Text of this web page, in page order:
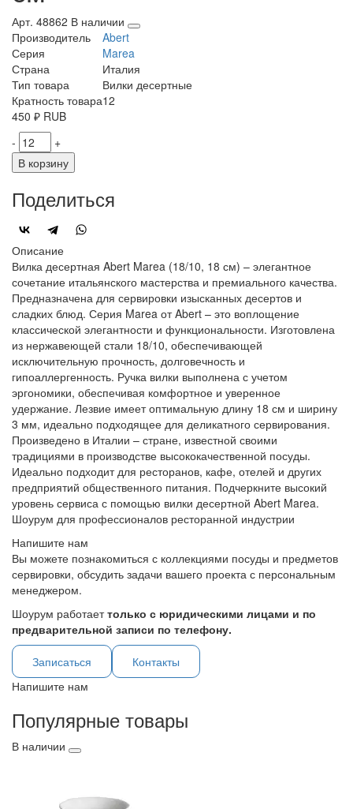
Арт. 48862 В наличии
Производитель
Abert
Серия
Marea
Страна
Италия
Тип товара
Вилки десертные
Кратность товара12
450 ₽ RUB
-
+
В корзину
Поделиться
Описание
Вилка десертная Abert Marea (18/10, 18 см) – элегантное
сочетание итальянского мастерства и премиального качества.
Предназначена для сервировки изысканных десертов и
сладких блюд. Серия Marea от Abert – это воплощение
классической элегантности и функциональности. Изготовлена
из нержавеющей стали 18/10, обеспечивающей
исключительную прочность, долговечность и
гипоаллергенность. Ручка вилки выполнена с учетом
эргономики, обеспечивая комфортное и уверенное
удержание. Лезвие имеет оптимальную длину 18 см и ширину
3 мм, идеально подходящее для деликатного сервирования.
Произведено в Италии – стране, известной своими
традициями в производстве высококачественной посуды.
Идеально подходит для ресторанов, кафе, отелей и других
предприятий общественного питания. Подчеркните высокий
уровень сервиса с помощью вилки десертной Abert Marea.
Шоурум для профессионалов ресторанной индустрии
Напишите нам
Вы можете познакомиться с коллекциями посуды и предметов
сервировки, обсудить задачи вашего проекта с персональным
менеджером.
Шоурум работаеттолько с юридическими лицами и по
предварительной записи по телефону.
Записаться
Контакты
Напишите нам
Популярные товары
В наличии